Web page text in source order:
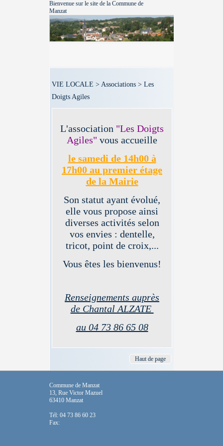
Bienvenue sur le site de la Commune de
Manzat
VIE LOCALE > Associations > Les
Doigts Agiles
L'association "Les Doigts
Agiles" vous accueille
le samedi de 14h00 à
17h00 au premier étage
de la Mairie
Son statut ayant évolué,
elle vous propose ainsi
diverses activités selon
vos envies : dentelle,
tricot, point de croix,...
Vous êtes les bienvenus!
Renseignements auprès
de Chantal ALZATE
au 04 73 86 65 08
Haut de page
Commune de Manzat
13, Rue Victor Mazuel
63410 Manzat
Tél: 04 73 86 60 23
Fax: